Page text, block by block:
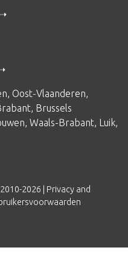
, Oost-Vlaanderen,
, Brussels
, Waals-Brabant, Luik,
2026 | Privacy and